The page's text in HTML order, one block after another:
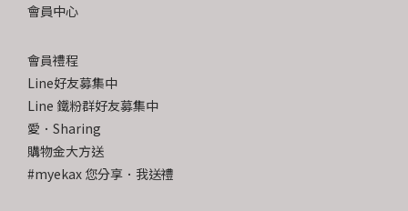
會員中心
會員禮程
Line好友募集中
Line 鐵粉群好友募集中
愛．Sharing
購物金大方送
#myekax 您分享．我送禮